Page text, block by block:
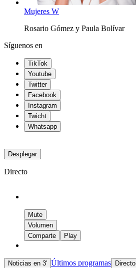
Mujeres W
Rosario Gómez y Paula Bolívar
Síguenos en
TikTok
Youtube
Twitter
Facebook
Instagram
Twicht
Whatsapp
Desplegar
Directo
Mute
Volumen
Comparte
Play
Noticias en 3′ Últimos programas Directo